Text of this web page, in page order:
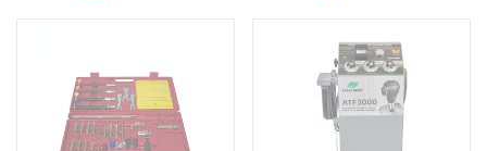
контуров тормозных систем, включая
агрегаты с ABS, без привлечения
ассистента и за небольшой
промежуток времени.